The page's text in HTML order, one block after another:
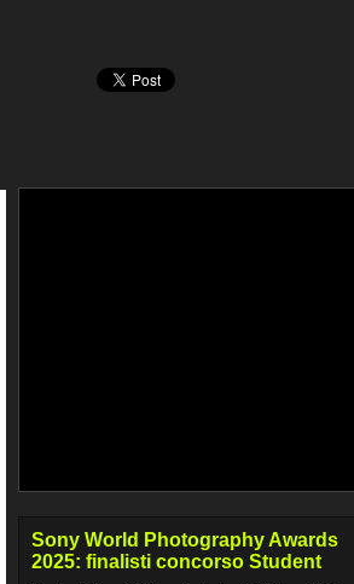
Sony World Photography Awards
2025: finalisti concorso Student